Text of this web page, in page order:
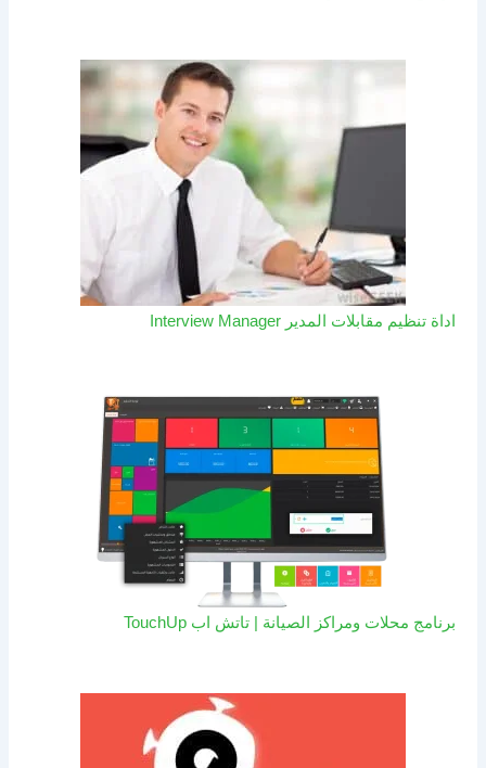
اداة تنظيم مقابلات المدير Interview Manager
برنامج محلات ومراكز الصيانة | تاتش اب TouchUp